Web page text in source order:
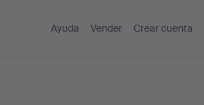
Ayuda Vender Crear cuenta